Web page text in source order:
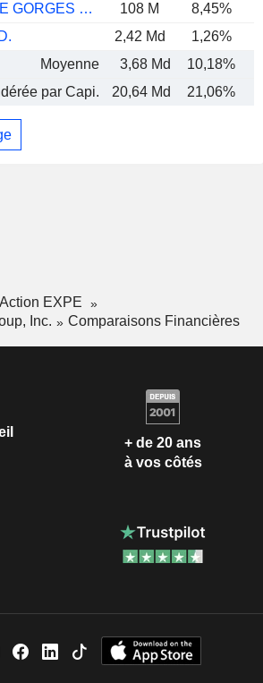
HUBEI THREE GORGES TOURISM GROUP CO., LTD.
108 M 8,45%
2,42 Md 1,26%
Moyenne
3,68 Md 10,18%
par Capi.
20,64 Md 21,06%
Action EXPE
Inc.
Comparaisons Financières
+ de 20 ans
à vos côtés